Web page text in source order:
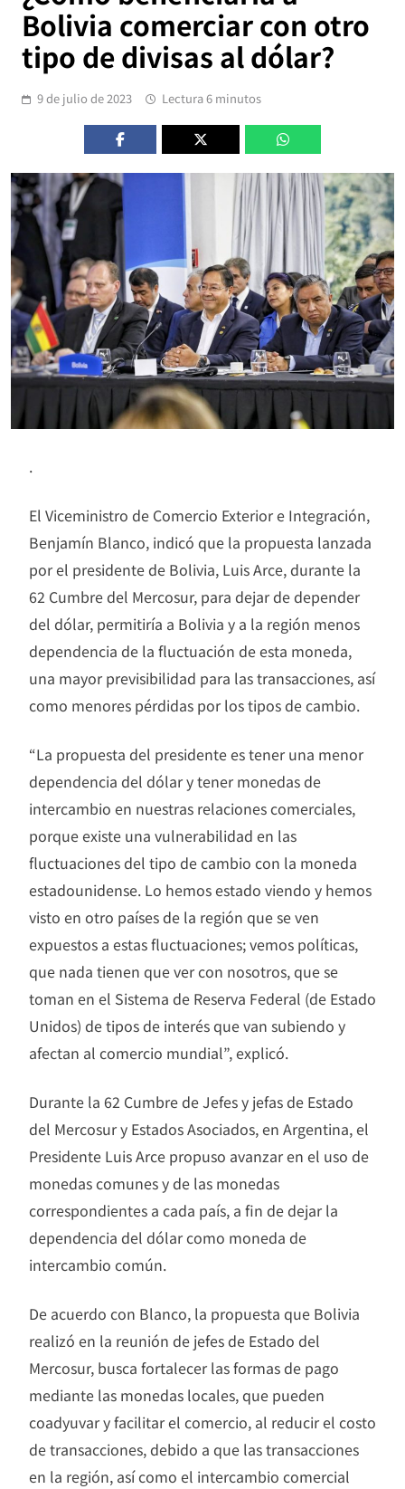
Bolivia comerciar con otro
tipo de divisas al dólar?
9 de julio de 2023 Lectura 6 minutos
.
El Viceministro de Comercio Exterior e Integración,
Benjamín Blanco, indicó que la propuesta lanzada
por el presidente de Bolivia, Luis Arce, durante la
62 Cumbre del Mercosur, para dejar de depender
del dólar, permitiría a Bolivia y a la región menos
dependencia de la fluctuación de esta moneda,
una mayor previsibilidad para las transacciones, así
como menores pérdidas por los tipos de cambio.
“La propuesta del presidente es tener una menor
dependencia del dólar y tener monedas de
intercambio en nuestras relaciones comerciales,
porque existe una vulnerabilidad en las
fluctuaciones del tipo de cambio con la moneda
estadounidense. Lo hemos estado viendo y hemos
visto en otro países de la región que se ven
expuestos a estas fluctuaciones; vemos políticas,
que nada tienen que ver con nosotros, que se
toman en el Sistema de Reserva Federal (de Estado
Unidos) de tipos de interés que van subiendo y
afectan al comercio mundial”, explicó.
Durante la 62 Cumbre de Jefes y jefas de Estado
del Mercosur y Estados Asociados, en Argentina, el
Presidente Luis Arce propuso avanzar en el uso de
monedas comunes y de las monedas
correspondientes a cada país, a fin de dejar la
dependencia del dólar como moneda de
intercambio común.
De acuerdo con Blanco, la propuesta que Bolivia
realizó en la reunión de jefes de Estado del
Mercosur, busca fortalecer las formas de pago
mediante las monedas locales, que pueden
coadyuvar y facilitar el comercio, al reducir el costo
de transacciones, debido a que las transacciones
en la región, así como el intercambio comercial